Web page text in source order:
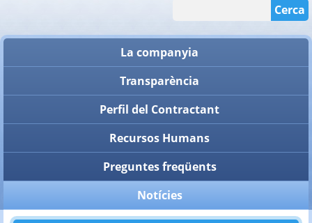
Cerca
La companyia
Transparència
Perfil del Contractant
Recursos Humans
Preguntes freqüents
Notícies